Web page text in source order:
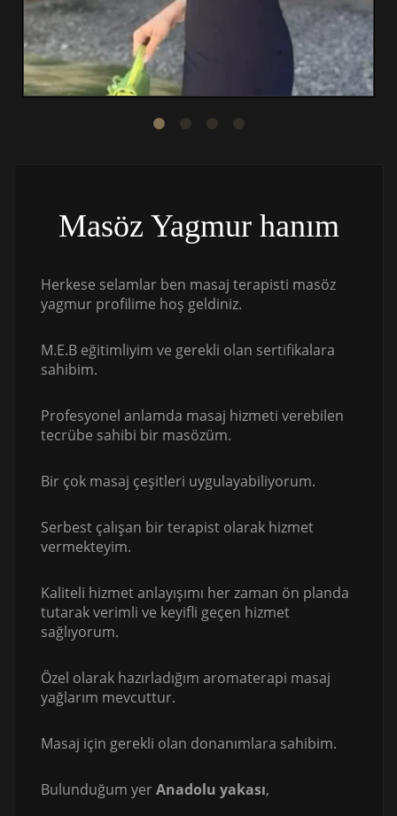
Masöz Yagmur hanım
Herkese selamlar ben masaj terapisti masöz
yagmur profilime hoş geldiniz.
M.E.B eğitimliyim ve gerekli olan sertifikalara
sahibim.
Profesyonel anlamda masaj hizmeti verebilen
tecrübe sahibi bir masözüm.
Bir çok masaj çeşitleri uygulayabiliyorum.
Serbest çalışan bir terapist olarak hizmet
vermekteyim.
Kaliteli hizmet anlayışımı her zaman ön planda
tutarak verimli ve keyifli geçen hizmet
sağlıyorum.
Özel olarak hazırladığım aromaterapi masaj
yağlarım mevcuttur.
Masaj için gerekli olan donanımlara sahibim.
Bulunduğum yerAnadolu yakası,